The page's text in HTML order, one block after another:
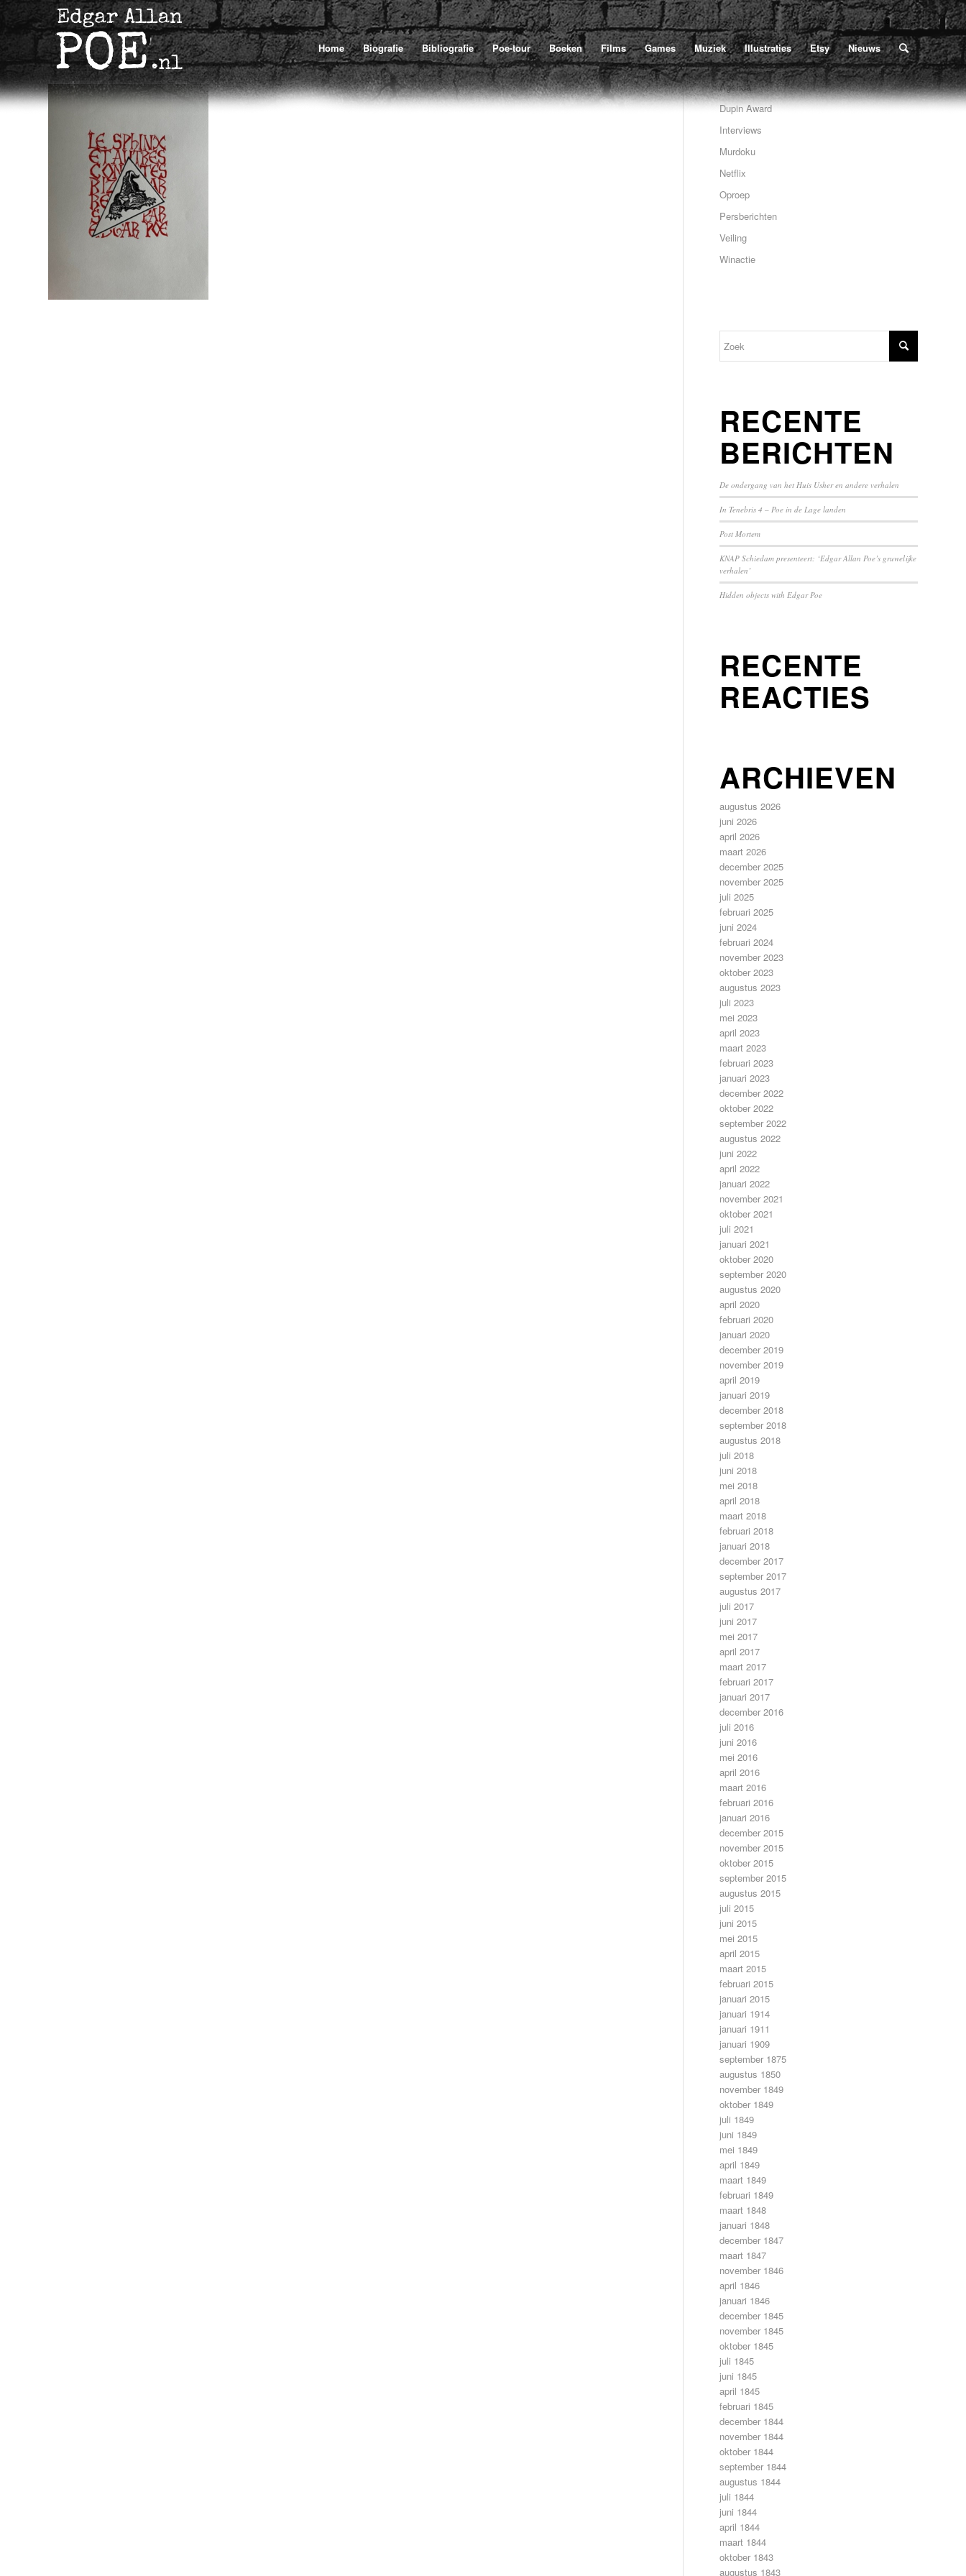
Home Biografie Bibliografie Poe-tour Boeken Films Games Muziek Illustraties Etsy Nieuws
U bevindt zich hier: Home / Poe / Nieuws / Veiling / Le Sphinx
Agenda
Dupin Award
Interviews
Murdoku
Netflix
Oproep
Persberichten
Veiling
Winactie
RECENTE
BERICHTEN
De ondergang van het Huis Usher en andere verhalen
In Tenebris 4 – Poe in de Lage landen
Post Mortem
KNAP Schiedam presenteert: ‘Edgar Allan Poe’s gruwelijke
verhalen’
Hidden objects with Edgar Poe
RECENTE
REACTIES
ARCHIEVEN
augustus 2026
juni 2026
april 2026
maart 2026
december 2025
november 2025
juli 2025
februari 2025
juni 2024
februari 2024
november 2023
oktober 2023
augustus 2023
juli 2023
mei 2023
april 2023
maart 2023
februari 2023
januari 2023
december 2022
oktober 2022
september 2022
augustus 2022
juni 2022
april 2022
januari 2022
november 2021
oktober 2021
juli 2021
januari 2021
oktober 2020
september 2020
augustus 2020
april 2020
februari 2020
januari 2020
december 2019
november 2019
april 2019
januari 2019
december 2018
september 2018
augustus 2018
juli 2018
juni 2018
mei 2018
april 2018
maart 2018
februari 2018
januari 2018
december 2017
september 2017
augustus 2017
juli 2017
juni 2017
mei 2017
april 2017
maart 2017
februari 2017
januari 2017
december 2016
juli 2016
juni 2016
mei 2016
april 2016
maart 2016
februari 2016
januari 2016
december 2015
november 2015
oktober 2015
september 2015
augustus 2015
juli 2015
juni 2015
mei 2015
april 2015
maart 2015
februari 2015
januari 2015
januari 1914
januari 1911
januari 1909
september 1875
augustus 1850
november 1849
oktober 1849
juli 1849
juni 1849
mei 1849
april 1849
maart 1849
februari 1849
maart 1848
januari 1848
december 1847
maart 1847
november 1846
april 1846
januari 1846
december 1845
november 1845
oktober 1845
juli 1845
juni 1845
april 1845
februari 1845
december 1844
november 1844
oktober 1844
september 1844
augustus 1844
juli 1844
juni 1844
april 1844
maart 1844
oktober 1843
augustus 1843